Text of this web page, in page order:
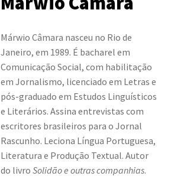
Márwio Câmara nasceu no Rio de
Janeiro, em 1989. É bacharel em
Comunicação Social, com habilitação
em Jornalismo, licenciado em Letras e
pós-graduado em Estudos Linguísticos
e Literários. Assina entrevistas com
escritores brasileiros para o Jornal
Rascunho. Leciona Língua Portuguesa,
Literatura e Produção Textual. Autor
do livro Solidão e outras companhias.